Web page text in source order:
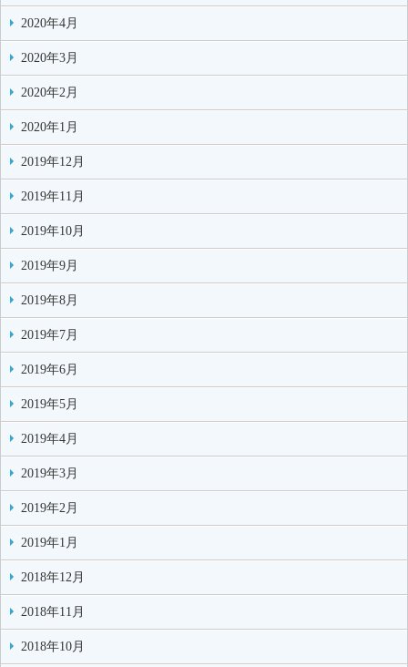
2020年4月
2020年3月
2020年2月
2020年1月
2019年12月
2019年11月
2019年10月
2019年9月
2019年8月
2019年7月
2019年6月
2019年5月
2019年4月
2019年3月
2019年2月
2019年1月
2018年12月
2018年11月
2018年10月